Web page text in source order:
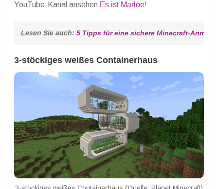
YouTube-Kanal ansehen Es ist Marloe!
Lesen Sie auch: 5 Tipps für eine sichere Minecraft-
3-stöckiges weißes Containerhaus